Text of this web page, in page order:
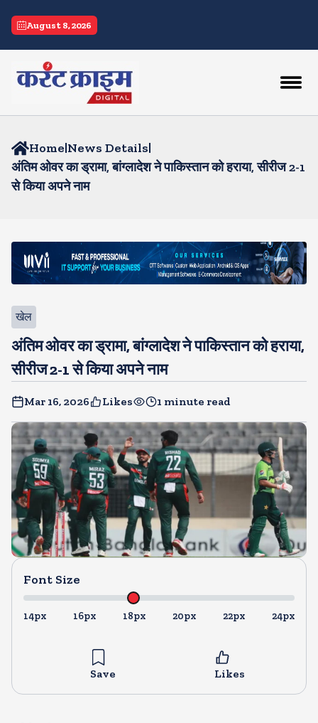
August 8, 2026
Home|News Details|
अंतिम ओवर का ड्रामा, बांग्लादेश ने पाकिस्तान को हराया, सीरीज 2-1
से किया अपने नाम
खेल
अंतिम ओवर का ड्रामा, बांग्लादेश ने पाकिस्तान को हराया,
सीरीज 2-1 से किया अपने नाम
Mar 16, 2026 Likes 1 minute read
Font Size
14px 16px 18px 20px 22px 24px
Save Likes